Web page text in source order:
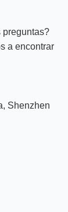
preguntas?
a encontrar
Shenzhen